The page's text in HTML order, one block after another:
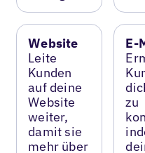
Website
Leite
Kunden
auf deine
Website
weiter,
damit sie
mehr über
E-
zu